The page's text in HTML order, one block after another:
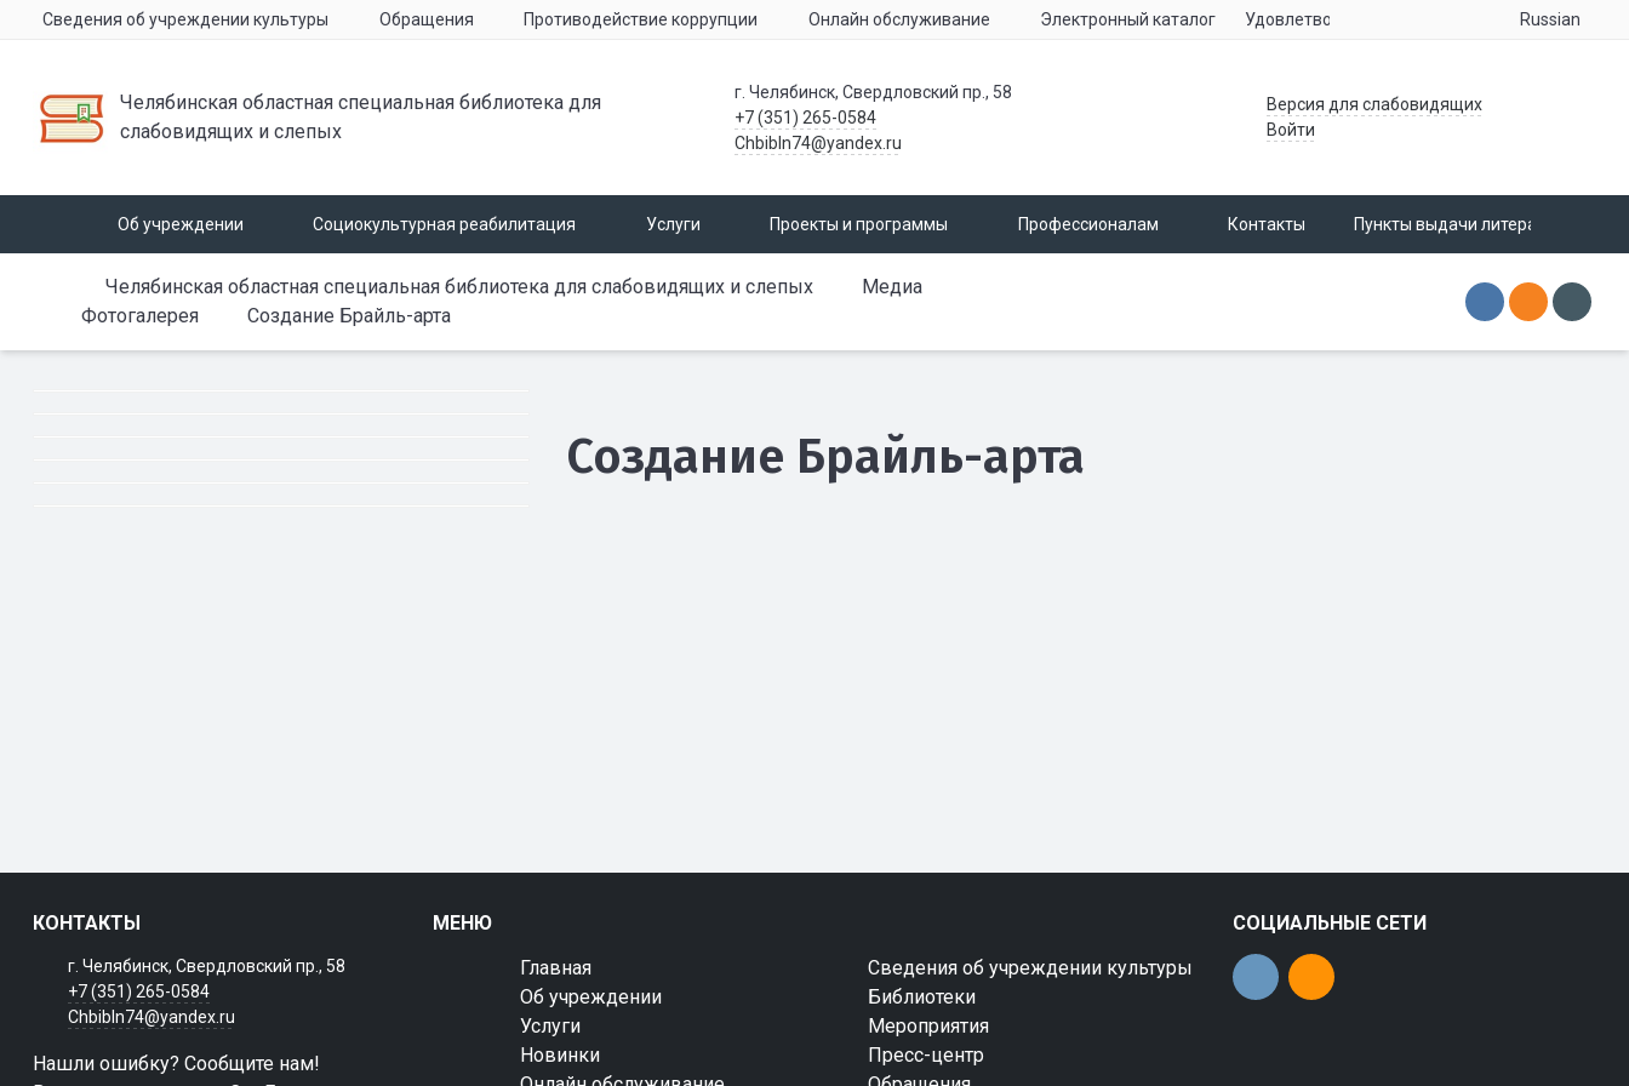
Сведения об учреждении культуры Обращения Противодействие коррупции Онлайн обслуживание Электронный каталог Удовлетворенность населения услугами
Russian
Челябинская областная специальная библиотека для
слабовидящих и слепых
г. Челябинск, Свердловский пр., 58
+7 (351) 265-0584
Chbibln74@yandex.ru
Версия для слабовидящих
Войти
Об учреждении Социокультурная реабилитация Услуги Проекты и программы Профессионалам Контакты Пункты выдачи литературы
Челябинская областная специальная библиотека для слабовидящих и слепых
Медиа
Фотогалерея
Создание Брайль-арта
Создание Брайль-арта
КОНТАКТЫ
г. Челябинск, Свердловский пр., 58
+7 (351) 265-0584
Chbibln74@yandex.ru
Нашли ошибку? Сообщите нам!
МЕНЮ
Главная
Сведения об учреждении культуры
Об учреждении
Библиотеки
Услуги
Мероприятия
Новинки
Пресс-центр
СОЦИАЛЬНЫЕ СЕТИ